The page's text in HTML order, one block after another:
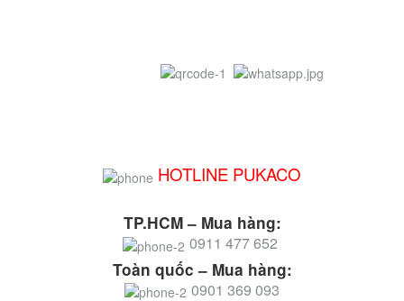
HOTLINE PUKACO
TP.HCM – Mua hàng:
0911 477 652
Toàn quốc – Mua hàng:
0901 369 093